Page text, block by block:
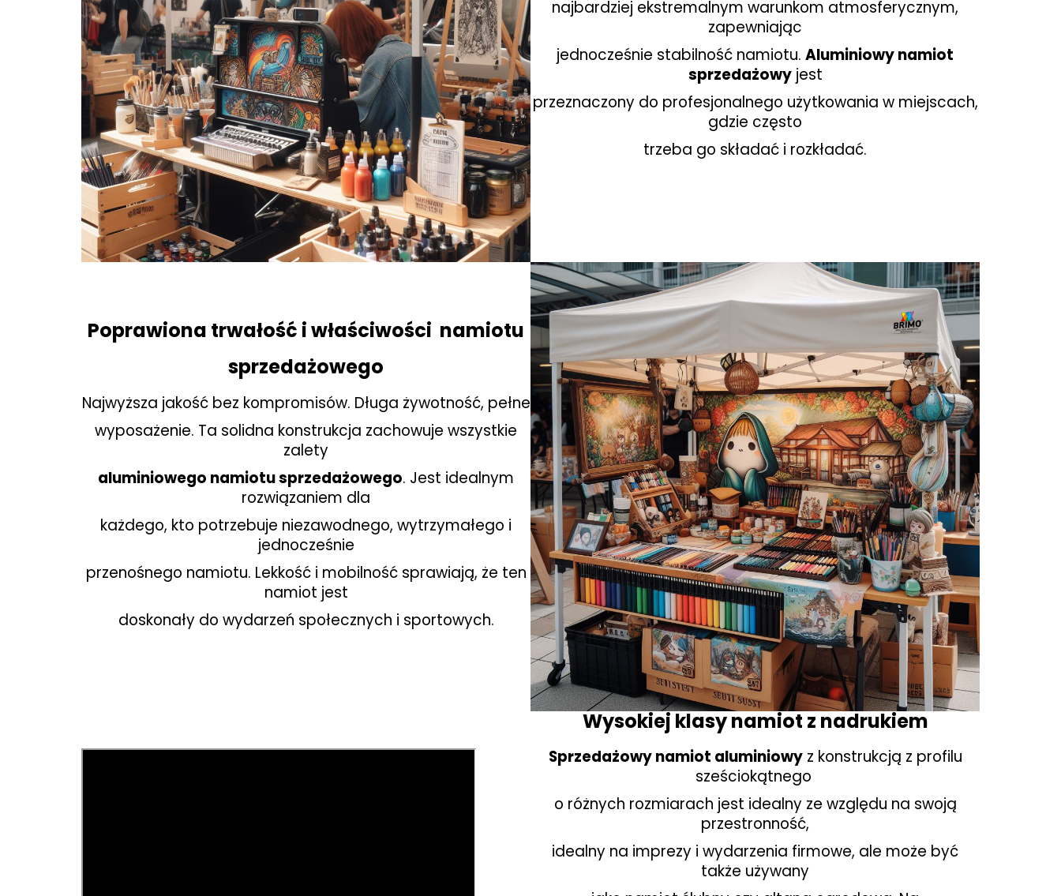
najbardziej ekstremalnym warunkom atmosferycznym,
zapewniając
jednocześnie stabilność namiotu. Aluminiowy namiot
sprzedażowyjest
przeznaczony do profesjonalnego użytkowania w miejscach,
gdzie często
trzeba go składać i rozkładać.
Poprawiona trwałość i właściwości namiotu
sprzedażowego
Najwyższa jakość bez kompromisów. Długa żywotność, pełne
wyposażenie. Ta solidna konstrukcja zachowuje wszystkie
zalety
aluminiowego namiotu sprzedażowego. Jest idealnym
rozwiązaniem dla
każdego, kto potrzebuje niezawodnego, wytrzymałego i
jednocześnie
przenośnego namiotu. Lekkość i mobilność sprawiają, że ten
namiot jest
doskonały do wydarzeń społecznych i sportowych.
Wysokiej klasy namiot z nadrukiem
Sprzedażowy namiot aluminiowyz konstrukcją z profilu
sześciokątnego
o różnych rozmiarach jest idealny ze względu na swoją
przestronność,
idealny na imprezy i wydarzenia firmowe, ale może być
także używany